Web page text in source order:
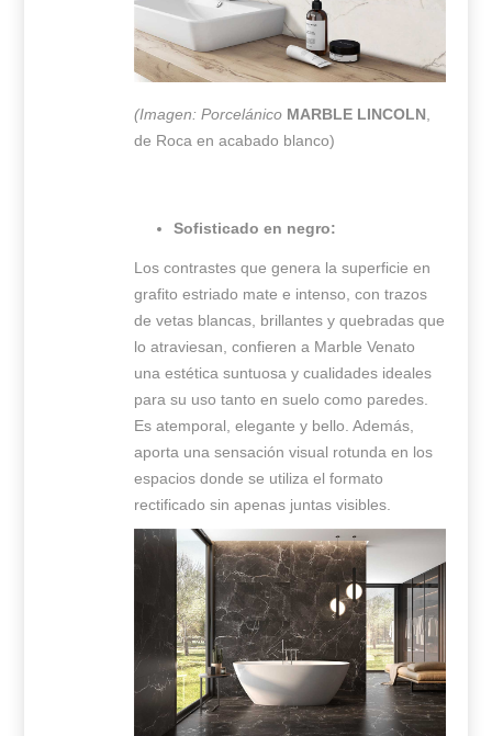
(Imagen: Porcelánico MARBLE LINCOLN
de Roca en acabado blanco)
Sofisticado en negro:
Los contrastes que genera la superficie en
grafito estriado mate e intenso, con trazos
de vetas blancas, brillantes y quebradas que
lo atraviesan, confieren a Marble Venato
una estética suntuosa y cualidades ideales
para su uso tanto en suelo como paredes.
Es atemporal, elegante y bello. Además,
aporta una sensación visual rotunda en los
espacios donde se utiliza el formato
rectificado sin apenas juntas visibles.